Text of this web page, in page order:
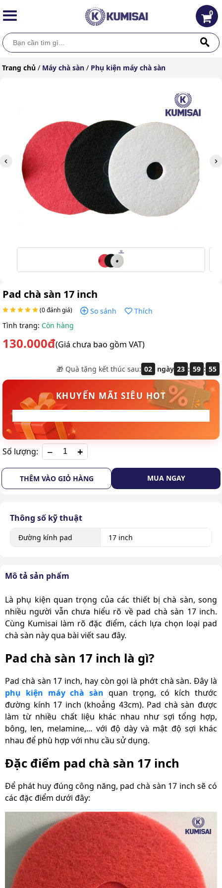
0
Trang chủ / Máy chà sàn / Phụ kiện máy chà sàn
Pad chà sàn 17 inch
(0 đánh giá) So sánh
Thích
Tình trạng: Còn hàng
130.000đ(Giá chưa bao gồm VAT)
🎁 Quà tặng kết thúc sau: 02 ngày 23 : 59 : 55
KHUYẾN MÃI SIÊU HOT
Số lượng: +
THÊM VÀO GIỎ HÀNG MUA NGAY
Mô tả sản phẩm
Là phụ kiện quan trọng của các thiết bị chà sàn, song
nhiều người vẫn chưa hiểu rõ về pad chà sàn 17 inch.
Cùng Kumisai làm rõ đặc điểm, cách lựa chọn loại pad
chà sàn này qua bài viết sau đây.
Pad chà sàn 17 inch là gì?
Pad chà sàn 17 inch, hay còn gọi là phớt chà sàn. Đây là
phụ kiện máy chà sàn quan trọng, có kích thước
đường kính 17 inch (khoảng 43cm). Pad chà sàn được
làm từ nhiều chất liệu khác nhau như sợi tổng hợp,
bông, len, melamine,... với độ dày và mật độ sợi khác
nhau để phù hợp với nhu cầu sử dụng.
Đặc điểm pad chà sàn 17 inch
Để phát huy đúng công năng, pad chà sàn 17 inch sẽ có
các đặc điểm dưới đây:
Thông số kỹ thuật
Đường kính pad 17 inch